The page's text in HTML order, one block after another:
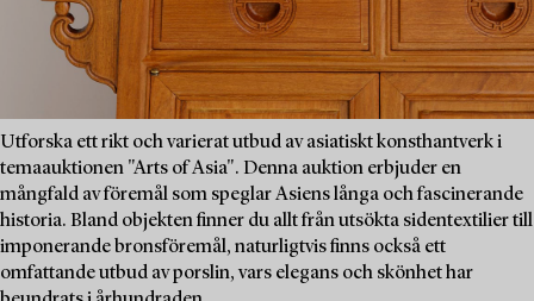
Utforska ett rikt och varierat utbud av asiatiskt konsthantverk i
temaauktionen "Arts of Asia". Denna auktion erbjuder en
mångfald av föremål som speglar Asiens långa och fascinerande
historia. Bland objekten finner du allt från utsökta sidentextilier till
imponerande bronsföremål, naturligtvis finns också ett
omfattande utbud av porslin, vars elegans och skönhet har